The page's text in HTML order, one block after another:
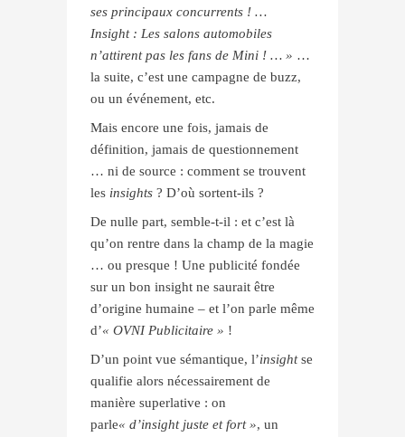
ses principaux concurrents ! …
Insight : Les salons automobiles
n’attirent pas les fans de Mini ! … » …
la suite, c’est une campagne de buzz,
ou un événement, etc.
Mais encore une fois, jamais de
définition, jamais de questionnement
… ni de source : comment se trouvent
les insights ? D’où sortent-ils ?
De nulle part, semble-t-il : et c’est là
qu’on rentre dans la champ de la magie
… ou presque ! Une publicité fondée
sur un bon insight ne saurait être
d’origine humaine – et l’on parle même
d’« OVNI Publicitaire » !
D’un point vue sémantique, l’insightse
qualifie alors nécessairement de
manière superlative : on
parle« d’insight juste et fort », un